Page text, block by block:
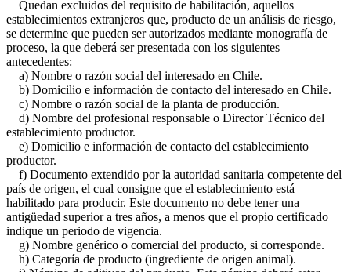
Quedan excluidos del requisito de habilitación, aquellos
establecimientos extranjeros que, producto de un análisis de riesgo,
se determine que pueden ser autorizados mediante monografía de
proceso, la que deberá ser presentada con los siguientes
antecedentes:
a) Nombre o razón social del interesado en Chile.
b) Domicilio e información de contacto del interesado en Chile.
c) Nombre o razón social de la planta de producción.
d) Nombre del profesional responsable o Director Técnico del
establecimiento productor.
e) Domicilio e información de contacto del establecimiento
productor.
f) Documento extendido por la autoridad sanitaria competente del
país de origen, el cual consigne que el establecimiento está
habilitado para producir. Este documento no debe tener una
antigüedad superior a tres años, a menos que el propio certificado
indique un periodo de vigencia.
g) Nombre genérico o comercial del producto, si corresponde.
h) Categoría de producto (ingrediente de origen animal).